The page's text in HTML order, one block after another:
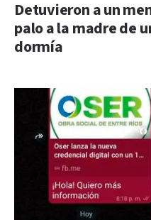
Detuvieron a un
palo a la madre de
dormía